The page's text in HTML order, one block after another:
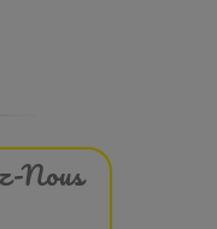
Nous